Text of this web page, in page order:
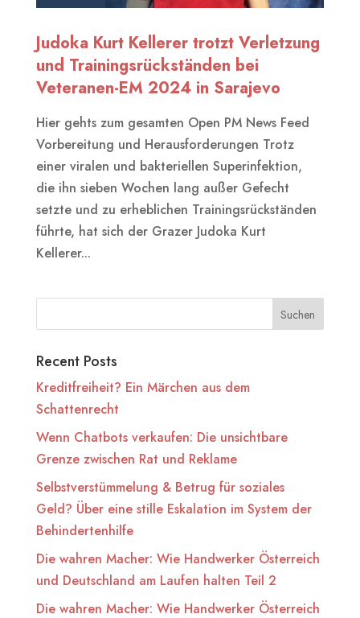
Judoka Kurt Kellerer trotzt Verletzung
und Trainingsrückständen bei
Veteranen-EM 2024 in Sarajevo
Hier gehts zum gesamten Open PM News Feed
Vorbereitung und Herausforderungen Trotz
einer viralen und bakteriellen Superinfektion,
die ihn sieben Wochen lang außer Gefecht
setzte und zu erheblichen Trainingsrückständen
führte, hat sich der Grazer Judoka Kurt
Kellerer...
Suchen
Recent Posts
Kreditfreiheit? Ein Märchen aus dem
Schattenrecht
Wenn Chatbots verkaufen: Die unsichtbare
Grenze zwischen Rat und Reklame
Selbstverstümmelung & Betrug für soziales
Geld? Über eine stille Eskalation im System der
Behindertenhilfe
Die wahren Macher: Wie Handwerker Österreich
und Deutschland am Laufen halten Teil 2
Die wahren Macher: Wie Handwerker Österreich